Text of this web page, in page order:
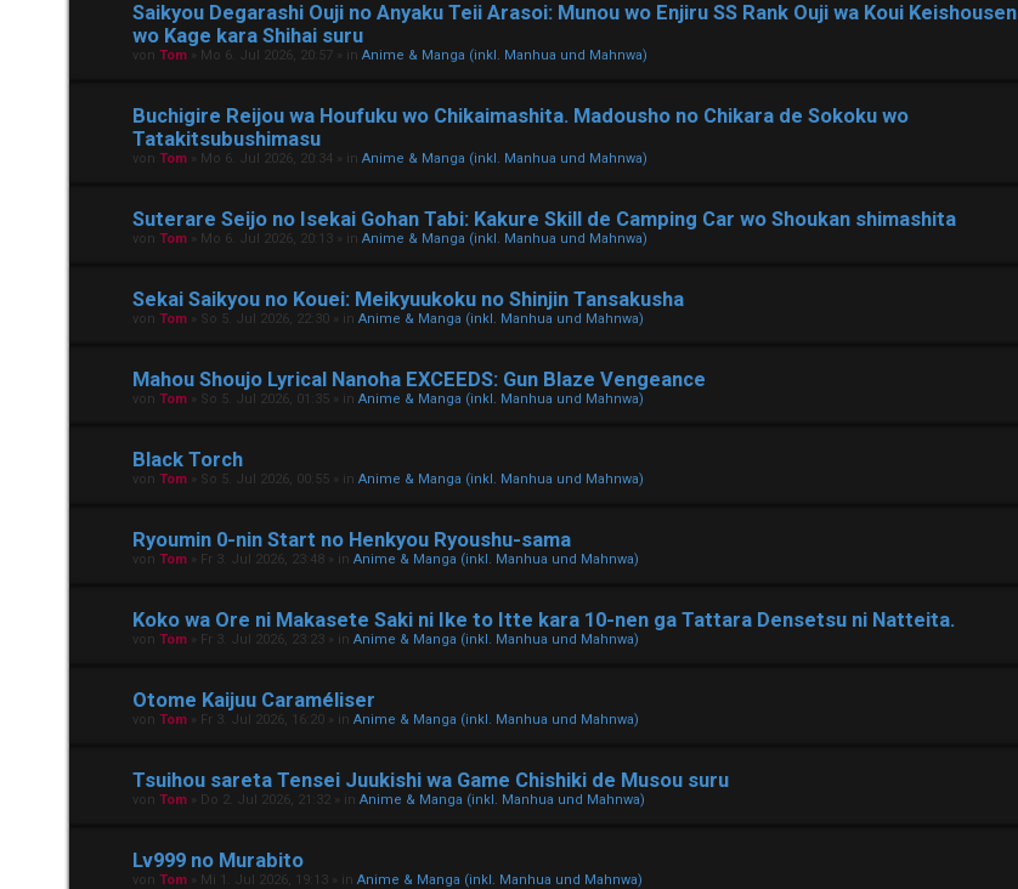
Saikyou Degarashi Ouji no Anyaku Teii Arasoi: Munou wo Enjiru SS Rank Ouji wa Koui Keishousen
wo Kage kara Shihai suru
von Tom Mo 6. Jul 2026, 20:57 » in Anime & Manga (inkl. Manhua und Mahnwa)
Buchigire Reijou wa Houfuku wo Chikaimashita. Madousho no Chikara de Sokoku wo
Tatakitsubushimasu
von Tom Mo 6. Jul 2026, 20:34 » in Anime & Manga (inkl. Manhua und Mahnwa)
Suterare Seijo no Isekai Gohan Tabi: Kakure Skill de Camping Car wo Shoukan shimashita
von Tom Mo 6. Jul 2026, 20:13 » in Anime & Manga (inkl. Manhua und Mahnwa)
Sekai Saikyou no Kouei: Meikyuukoku no Shinjin Tansakusha
von Tom So 5. Jul 2026, 22:30 » in Anime & Manga (inkl. Manhua und Mahnwa)
Mahou Shoujo Lyrical Nanoha EXCEEDS: Gun Blaze Vengeance
von Tom So 5. Jul 2026, 01:35 » in Anime & Manga (inkl. Manhua und Mahnwa)
Black Torch
von Tom So 5. Jul 2026, 00:55 » in Anime & Manga (inkl. Manhua und Mahnwa)
Ryoumin 0-nin Start no Henkyou Ryoushu-sama
von Tom Fr 3. Jul 2026, 23:48 » in Anime & Manga (inkl. Manhua und Mahnwa)
Koko wa Ore ni Makasete Saki ni Ike to Itte kara 10-nen ga Tattara Densetsu ni Natteita.
von Tom Fr 3. Jul 2026, 23:23 » in Anime & Manga (inkl. Manhua und Mahnwa)
Otome Kaijuu Caraméliser
von Tom Fr 3. Jul 2026, 16:20 » in Anime & Manga (inkl. Manhua und Mahnwa)
Tsuihou sareta Tensei Juukishi wa Game Chishiki de Musou suru
von Tom Do 2. Jul 2026, 21:32 » in Anime & Manga (inkl. Manhua und Mahnwa)
Lv999 no Murabito
von Tom Mi 1. Jul 2026, 19:13 » in Anime & Manga (inkl. Manhua und Mahnwa)